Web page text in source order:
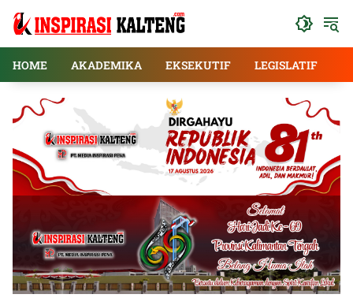
HOME
AKADEMIKA EKSEKUTIF LEGISLATIF